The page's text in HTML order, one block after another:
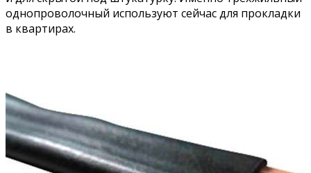
однопроволочный используют сейчас для прокладки
в квартирах.